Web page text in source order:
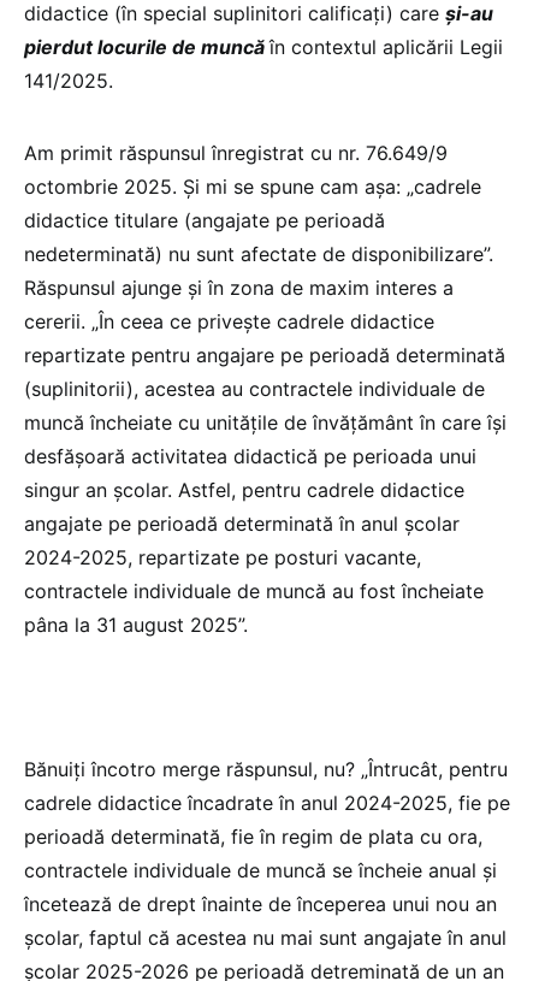
didactice (în special suplinitori calificați) care și-au
pierdut locurile de muncăîn contextul aplicării Legii
141/2025.
Am primit răspunsul înregistrat cu nr. 76.649/9
octombrie 2025. Și mi se spune cam așa: „cadrele
didactice titulare (angajate pe perioadă
nedeterminată) nu sunt afectate de disponibilizare”.
Răspunsul ajunge și în zona de maxim interes a
cererii. „În ceea ce privește cadrele didactice
repartizate pentru angajare pe perioadă determinată
(suplinitorii), acestea au contractele individuale de
muncă încheiate cu unitățile de învățământ în care își
desfășoară activitatea didactică pe perioada unui
singur an școlar. Astfel, pentru cadrele didactice
angajate pe perioadă determinată în anul școlar
2024-2025, repartizate pe posturi vacante,
contractele individuale de muncă au fost încheiate
pâna la 31 august 2025”.
Bănuiți încotro merge răspunsul, nu? „Întrucât, pentru
cadrele didactice încadrate în anul 2024-2025, fie pe
perioadă determinată, fie în regim de plata cu ora,
contractele individuale de muncă se încheie anual și
încetează de drept înainte de începerea unui nou an
școlar, faptul că acestea nu mai sunt angajate în anul
școlar 2025-2026 pe perioadă detreminată de un an